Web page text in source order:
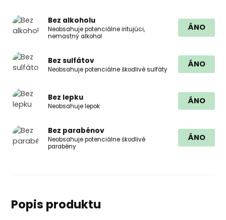
Bez alkoholu
Neobsahuje potenciálne iritujúci,
nemastný alkohol
ÁNO
Bez sulfátov
Neobsahuje potenciálne škodlivé sulfáty
ÁNO
Bez lepku
Neobsahuje lepok
ÁNO
Bez parabénov
Neobsahuje potenciálne škodlivé
parabény
ÁNO
Popis produktu